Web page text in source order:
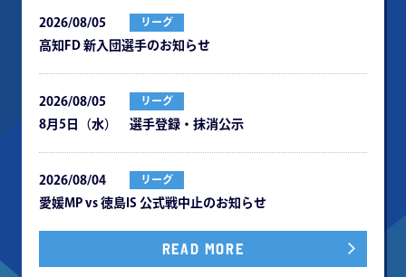
2026/08/05 リーグ
⾼知FD 新⼊団選⼿のお知らせ
2026/08/05 リーグ
8月5日（水） 選手登録・抹消公示
2026/08/04 リーグ
愛媛MP vs 徳島IS 公式戦中⽌のお知らせ
READ MORE